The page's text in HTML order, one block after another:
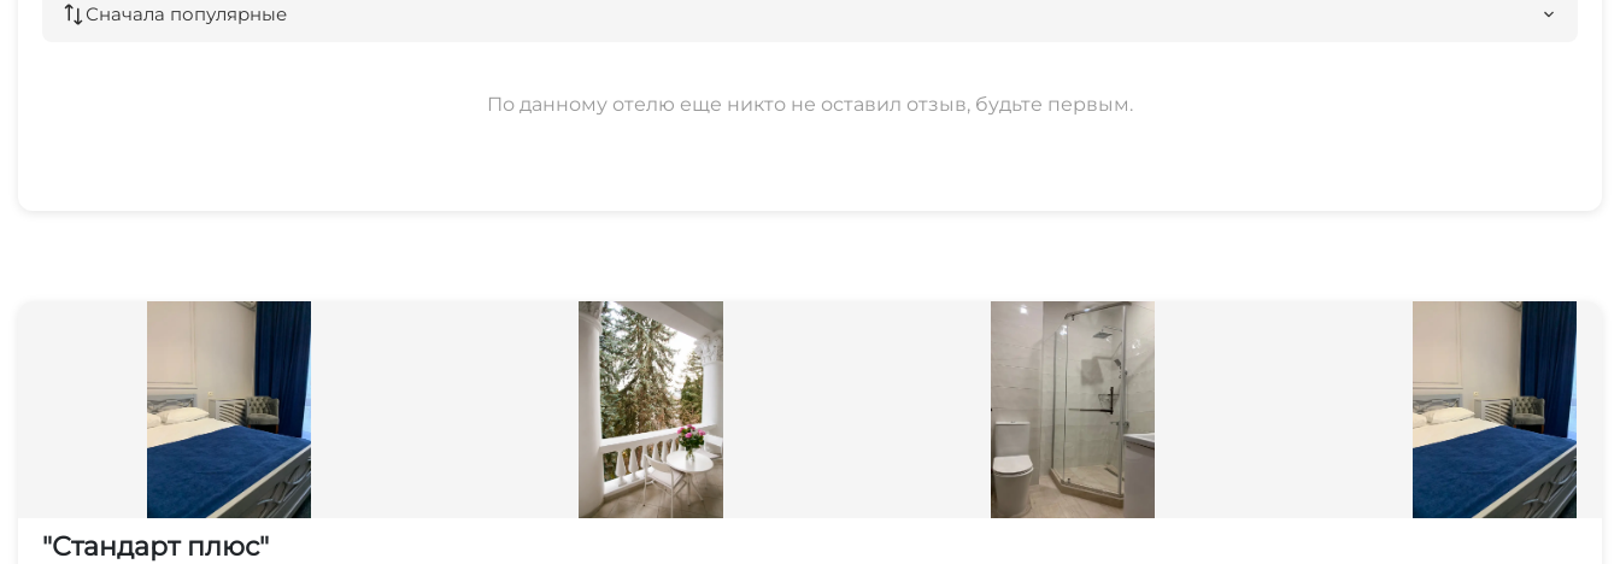
Сначала популярные
По данному отелю еще никто не оставил отзыв, будьте первым.
"Стандарт плюс"